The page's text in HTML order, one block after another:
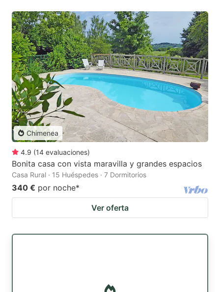
Chimenea
4.9 (14 evaluaciones)
Bonita casa con vista maravilla y grandes espacios
Casa Rural · 15 Huéspedes · 7 Dormitorios
340 € por noche*
Ver oferta